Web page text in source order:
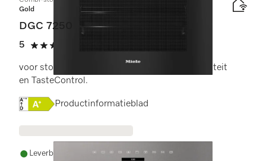
Gold
DGC 7250
5
5 sterren op 5
voor stomen, bakken en braden met connectiviteit
en TasteControl.
Online Label Flag, Energielabel
Productinformatieblad
Leverbaar uit voorraad met gratis levering